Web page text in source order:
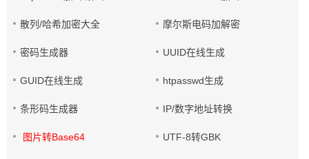
散列/哈希加密大全 摩尔斯电码加解密
密码生成器 UUID在线生成
GUID在线生成 htpasswd生成
条形码生成器 IP/数字地址转换
图片转Base64 UTF-8转GBK